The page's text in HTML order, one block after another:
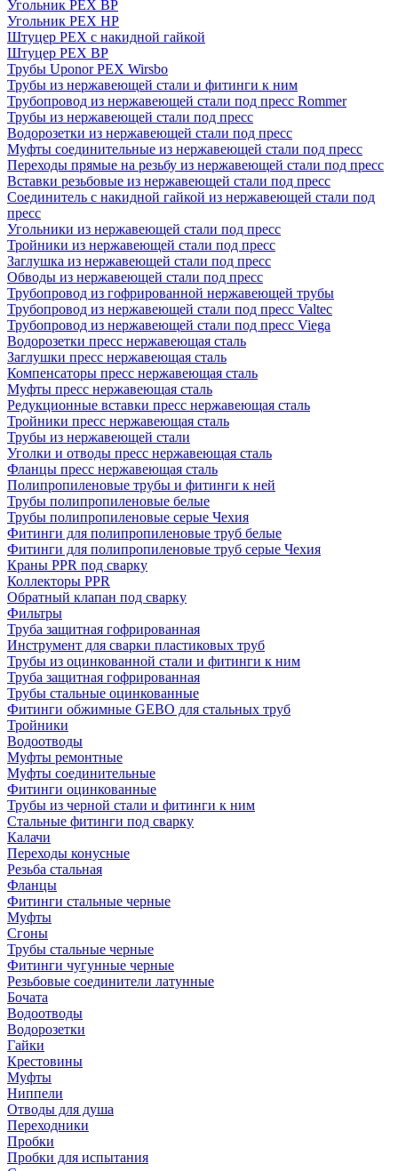
Угольник PEX ВР
Угольник PEX НР
Штуцер PEX c накидной гайкой
Штуцер PEX ВР
Трубы Uponor PEX Wirsbo
Трубы из нержавеющей стали и фитинги к ним
Трубопровод из нержавеющей стали под пресс Rommer
Трубы из нержавеющей стали под пресс
Водорозетки из нержавеющей стали под пресс
Муфты соединительные из нержавеющей стали под пресс
Переходы прямые на резьбу из нержавеющей стали под пресс
Вставки резьбовые из нержавеющей стали под пресс
Соединитель с накидной гайкой из нержавеющей стали под
пресс
Угольники из нержавеющей стали под пресс
Тройники из нержавеющей стали под пресс
Заглушка из нержавеющей стали под пресс
Обводы из нержавеющей стали под пресс
Трубопровод из гофрированной нержавеющей трубы
Трубопровод из нержавеющей стали под пресс Valtec
Трубопровод из нержавеющей стали под пресс Viega
Водорозетки пресс нержавеющая сталь
Заглушки пресс нержавеющая сталь
Компенсаторы пресс нержавеющая сталь
Муфты пресс нержавеющая сталь
Редукционные вставки пресс нержавеющая сталь
Тройники пресс нержавеющая сталь
Трубы из нержавеющей стали
Уголки и отводы пресс нержавеющая сталь
Фланцы пресс нержавеющая сталь
Полипропиленовые трубы и фитинги к ней
Трубы полипропиленовые белые
Трубы полипропиленовые серые Чехия
Фитинги для полипропиленовые труб белые
Фитинги для полипропиленовые труб серые Чехия
Краны PPR под сварку
Коллекторы PPR
Обратный клапан под сварку
Фильтры
Труба защитная гофрированная
Инструмент для сварки пластиковых труб
Трубы из оцинкованной стали и фитинги к ним
Труба защитная гофрированная
Трубы стальные оцинкованные
Фитинги обжимные GEBO для стальных труб
Тройники
Водоотводы
Муфты ремонтные
Муфты соединительные
Фитинги оцинкованные
Трубы из черной стали и фитинги к ним
Стальные фитинги под сварку
Калачи
Переходы конусные
Резьба стальная
Фланцы
Фитинги стальные черные
Муфты
Сгоны
Трубы стальные черные
Фитинги чугунные черные
Резьбовые соединители латунные
Бочата
Водоотводы
Водорозетки
Гайки
Крестовины
Муфты
Ниппели
Отводы для душа
Переходники
Пробки
Пробки для испытания